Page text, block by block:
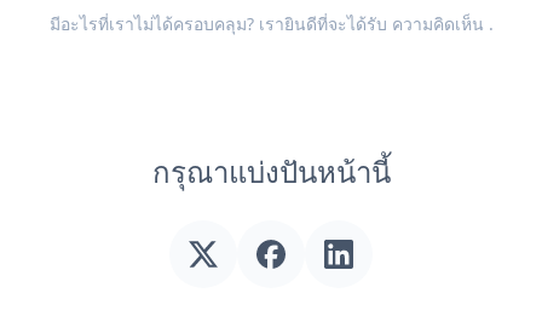
มีอะไรที่เราไม่ได้ครอบคลุม? เรายินดีที่จะได้รับ ความคิดเห็น .
กรุณาแบ่งปันหน้านี้